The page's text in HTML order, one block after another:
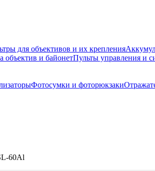
для объективов и их крепления
и байонетПульты управления и
Фотосумки и фоторюкзаки
60Al